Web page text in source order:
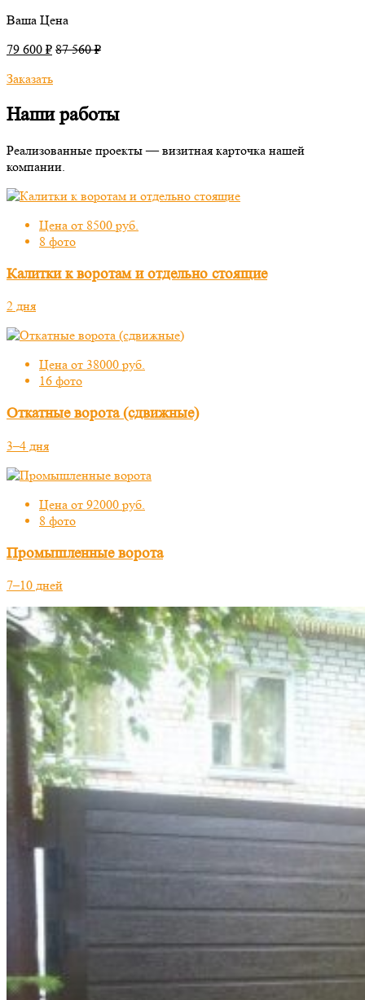
Ваша Цена
79 600 ₽ 87 560 ₽
Заказать
Наши работы
Реализованные проекты — визитная карточка нашей
компании.
Цена от 8500 руб.
8 фото
Калитки к воротам и отдельно стоящие
2 дня
Цена от 38000 руб.
16 фото
Откатные ворота (сдвижные)
3–4 дня
Цена от 92000 руб.
8 фото
Промышленные ворота
7–10 дней